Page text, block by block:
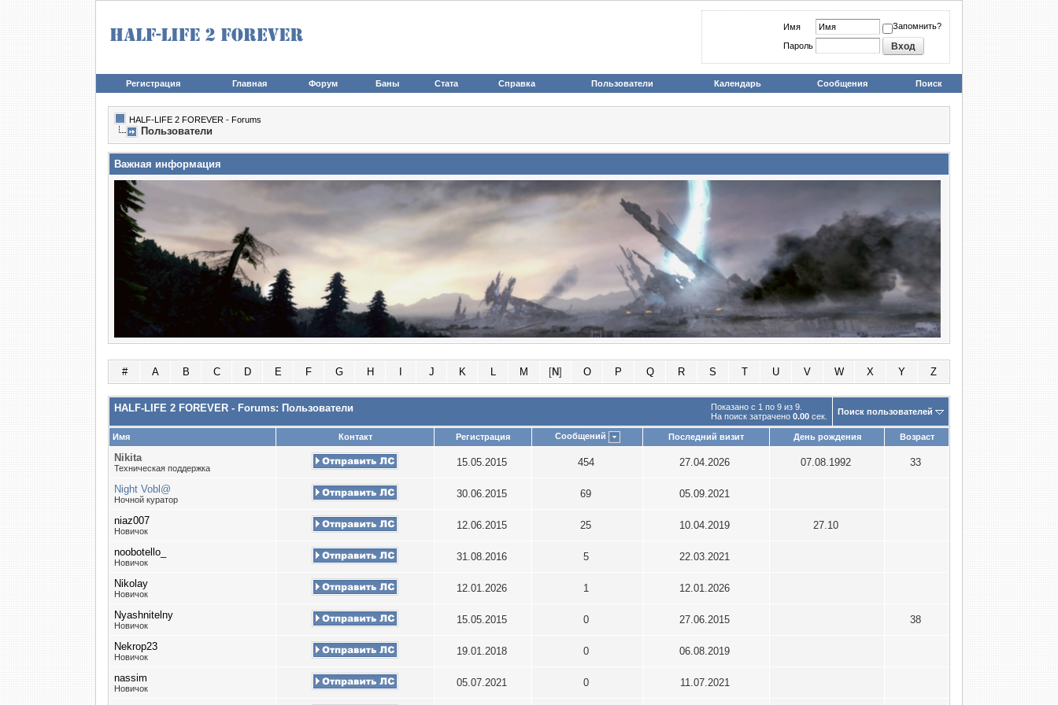
Имя Запомнить?
Пароль
Регистрация Главная Форум Баны Стата Справка Пользователи Календарь Сообщения Поиск
HALF-LIFE 2 FOREVER - Forums
Пользователи
Важная информация
# A B C D E F G H J K L M [N] O P Q R S T U V W X Y Z
Показано с 1 по 9 из 9.
На поиск затрачено 0.00 сек.
HALF-LIFE 2 FOREVER - Forums: Пользователи Поиск пользователей
Имя Контакт Регистрация Сообщений Последний визит День рождения Возраст
Nikita
Техническая поддержка 15.05.2015 454 27.04.2026 07.08.1992 33
Night Vobl@
Ночной куратор 30.06.2015 69 05.09.2021
niaz007
Новичок 12.06.2015 25 10.04.2019 27.10
noobotello_
Новичок 31.08.2016 5 22.03.2021
Nikolay
Новичок 12.01.2026 1 12.01.2026
Nyashnitelny
Новичок 15.05.2015 0 27.06.2015 38
Nekrop23
Новичок 19.01.2018 0 06.08.2019
nassim
Новичок 05.07.2021 0 11.07.2021